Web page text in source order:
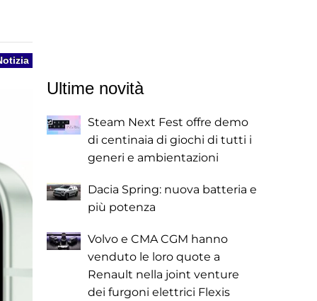
Ultime novità
Steam Next Fest offre demo
di centinaia di giochi di tutti i
generi e ambientazioni
Dacia Spring: nuova batteria e
più potenza
Volvo e CMA CGM hanno
venduto le loro quote a
Renault nella joint venture
dei furgoni elettrici Flexis